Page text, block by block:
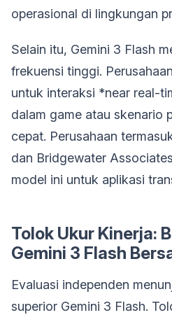
operasional di lingkungan
Selain itu, Gemini 3 Flash
frekuensi tinggi.
untuk interaksi *near real-
dalam game atau skenario
cepat. Perusahaan
dan Bridgewater
model ini untuk aplikasi
Tolok Ukur Kinerja:
Gemini 3 Flash
Evaluasi independen
superior Gemini 3 Flash.